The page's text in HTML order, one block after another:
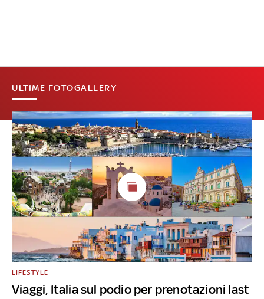
ULTIME FOTOGALLERY
Viaggi, Italia sul podio per prenotazioni last
LIFESTYLE